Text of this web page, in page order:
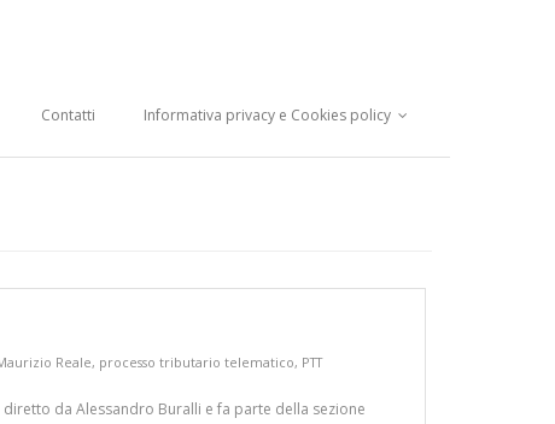
Contatti Informativa privacy e Cookies policy
Reale, processo tributario telematico, PTT
da Alessandro Buralli e fa parte della sezione